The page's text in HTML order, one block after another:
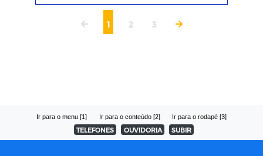
1 2 3
Ir para o menu [1] Ir para o conteúdo [2] Ir para o rodapé [3]
TELEFONES OUVIDORIA SUBIR